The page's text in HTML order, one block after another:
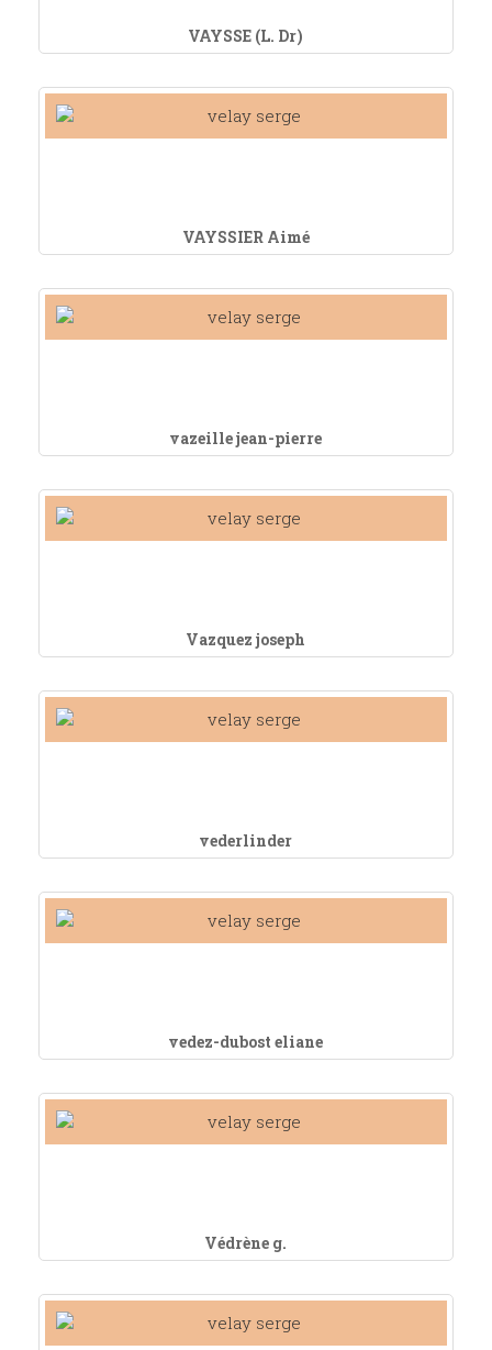
VAYSSE (L. Dr)
VAYSSIER Aimé
vazeille jean-pierre
Vazquez joseph
vederlinder
vedez-dubost eliane
Védrène g.